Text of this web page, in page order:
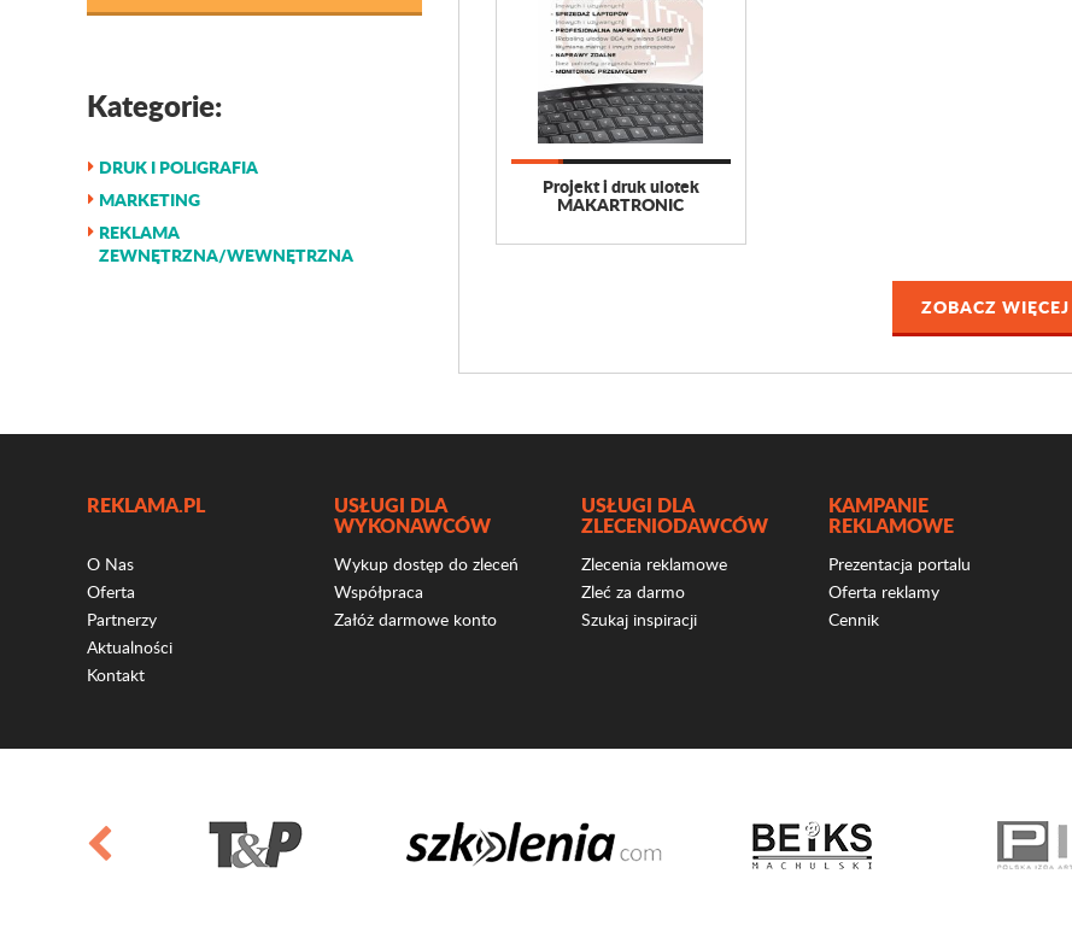
Kategorie:
DRUK I POLIGRAFIA
MARKETING
REKLAMA
ZEWNĘTRZNA/WEWNĘTRZNA
Projekt i druk ulotek
MAKARTRONIC
ZOBACZ WIĘCEJ
REKLAMA.PL
O Nas
Oferta
Partnerzy
Aktualności
Kontakt
USŁUGI DLA
WYKONAWCÓW
Wykup dostęp do zleceń
Współpraca
Załóż darmowe konto
USŁUGI DLA
ZLECENIODAWCÓW
Zlecenia reklamowe
Zleć za darmo
Szukaj inspiracji
KAMPANIE
REKLAMOWE
Prezentacja portalu
Oferta reklamy
Cennik